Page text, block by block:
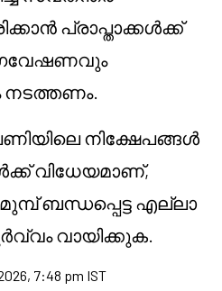
പ്രാപ്താക്കൾക്ക്
നിക്ഷേപങ്ങൾ
വിധേയമാണ്,
ബന്ധപ്പെട്ട എല്ലാ
വായിക്കുക.
7:48 pm IST